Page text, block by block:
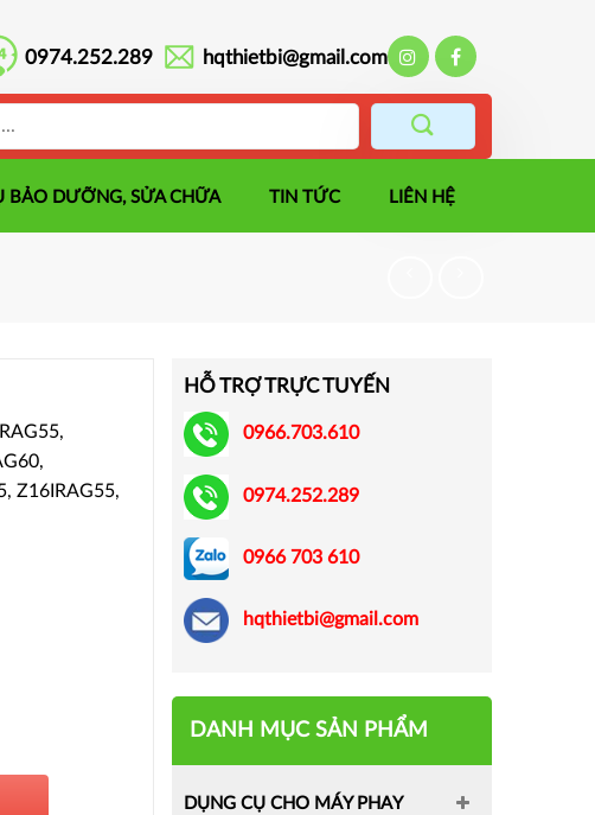
0974.252.289 hqthietbi@gmail.com
BẢO DƯỠNG, SỬA CHỮA TIN TỨC LIÊN HỆ
HỖ TRỢ TRỰC TUYẾN
0966.703.610
0974.252.289
0966 703 610
hqthietbi@gmail.com
DANH MỤC SẢN PHẨM
DỤNG CỤ CHO MÁY PHAY
Z16IRAG55,